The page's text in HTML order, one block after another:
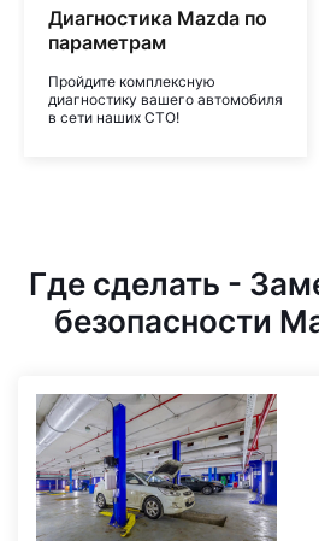
Диагностика Mazda по
параметрам
Пройдите комплексную
диагностику вашего автомобиля
в сети наших СТО!
Где сделать -
безопасности